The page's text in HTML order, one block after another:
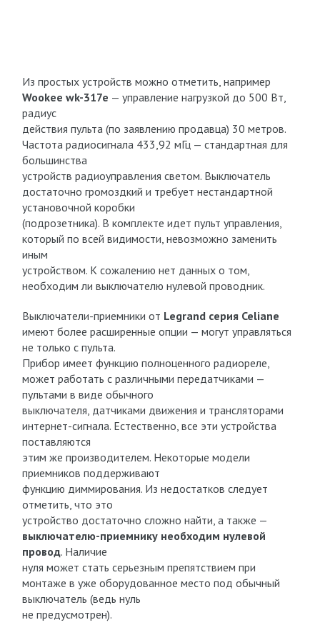
Из простых устройств можно отметить, например
Wookee wk-317e — управление нагрузкой до 500 Вт,
радиус
действия пульта (по заявлению продавца) 30 метров.
Частота радиосигнала 433,92 мГц — стандартная для
большинства
устройств радиоуправления светом. Выключатель
достаточно громоздкий и требует нестандартной
установочной коробки
(подрозетника). В комплекте идет пульт управления,
который по всей видимости, невозможно заменить
иным
устройством. К сожалению нет данных о том,
необходим ли выключателю нулевой проводник.
Выключатели-приемники от Legrand серия Celiane
имеют более расширенные опции — могут управляться
не только с пульта.
Прибор имеет функцию полноценного радиореле,
может работать с различными передатчиками —
пультами в виде обычного
выключателя, датчиками движения и трансляторами
интернет-сигнала. Естественно, все эти устройства
поставляются
этим же производителем. Некоторые модели
приемников поддерживают
функцию диммирования. Из недостатков следует
отметить, что это
устройство достаточно сложно найти, а также —
выключателю-приемнику необходим нулевой
провод. Наличие
нуля может стать серьезным препятствием при
монтаже в уже оборудованное место под обычный
выключатель (ведь нуль
не предусмотрен).